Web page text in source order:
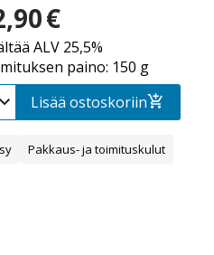
€
ALV 25,5%
paino: 150 g
Lisää ostoskoriin
Pakkaus- ja toimituskulut